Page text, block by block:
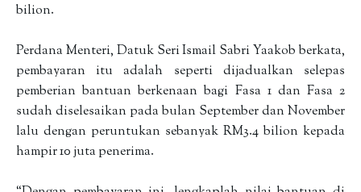
bilion.
Perdana Menteri, Datuk Seri Ismail Sabri Yaakob berkata,
pembayaran itu adalah seperti dijadualkan selepas
pemberian bantuan berkenaan bagi Fasa 1 dan Fasa 2
sudah diselesaikan pada bulan September dan November
lalu dengan peruntukan sebanyak RM3.4 bilion kepada
hampir 10 juta penerima.